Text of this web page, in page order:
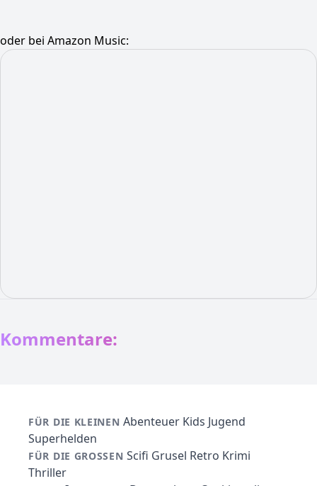
oder bei Amazon Music:
Kommentare:
FÜR DIE KLEINEN Abenteuer Kids Jugend
Superhelden
FÜR DIE GROSSEN Scifi Grusel Retro Krimi
Thriller